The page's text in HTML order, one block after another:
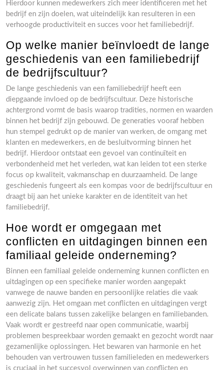
Hierdoor kunnen medewerkers zich meer identificeren met het
bedrijf en zijn doelen, wat uiteindelijk kan resulteren in een
verhoogde productiviteit en succes voor het familiebedrijf.
Op welke manier beïnvloedt de lange
geschiedenis van een familiebedrijf
de bedrijfscultuur?
De lange geschiedenis van een familiebedrijf heeft een
diepgaande invloed op de bedrijfscultuur. Deze historische
achtergrond vormt de basis waarop tradities, normen en waarden
binnen het bedrijf zijn gebouwd. De generaties vooraf hebben
hun stempel gedrukt op de manier van werken, de omgang met
klanten en medewerkers, en de besluitvorming binnen het
bedrijf. Hierdoor ontstaat een gevoel van continuïteit en
verbondenheid met het verleden, wat kan leiden tot een sterke
focus op kwaliteit, vakmanschap en duurzaamheid. De lange
geschiedenis fungeert als een kompas voor de bedrijfscultuur en
draagt bij aan het unieke karakter en de identiteit van het
familiebedrijf.
Hoe wordt er omgegaan met
conflicten en uitdagingen binnen een
familiaal geleide onderneming?
Binnen een familiaal geleide onderneming kunnen conflicten en
uitdagingen op een specifieke manier worden aangepakt
vanwege de nauwe banden en persoonlijke relaties die vaak
aanwezig zijn. Het omgaan met conflicten en uitdagingen vergt
een delicate balans tussen zakelijke belangen en familiebanden.
Vaak wordt er gestreefd naar open communicatie, waarbij
problemen bespreekbaar worden gemaakt en gezocht wordt naar
gezamenlijke oplossingen. Het bewaren van harmonie en het
behouden van vertrouwen tussen familieleden en medewerkers
is cruciaal in het succesvol overwinnen van conflicten en